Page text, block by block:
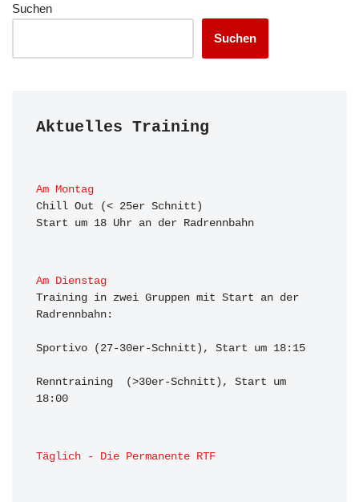
Suchen
Suchen
Aktuelles Training
Am Montag
Chill Out (< 25er Schnitt)
Start um 18 Uhr an der Radrennbahn
Am Dienstag
Training in zwei Gruppen mit Start an der
Radrennbahn:
Sportivo (27-30er-Schnitt), Start um 18:15
Renntraining  (>30er-Schnitt), Start um
18:00
Täglich - Die Permanente RTF